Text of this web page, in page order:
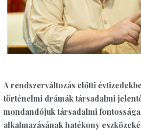
A rendszerváltozás előtti
történelmi drámák társadalmi
mondandójuk társadalmi
alkalmazásának hatékony